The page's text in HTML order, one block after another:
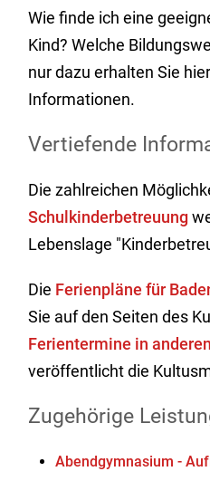
Wie finde ich eine
Kind? Welche
nur dazu erhalten Sie
Informationen.
Vertiefende
Die zahlreichen
Schulkinderbetreuung
Lebenslage
Die Ferienpläne für
Sie auf den Seiten des
Ferientermine in
veröffentlicht die
Zugehörige
Abendgymnasium -